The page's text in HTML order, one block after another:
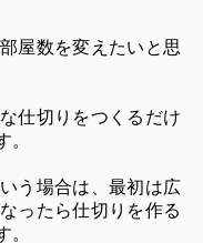
屋数を変えたいと思
仕切りをつくるだけ
。
う場合は、最初は広
ったら仕切りを作る
。